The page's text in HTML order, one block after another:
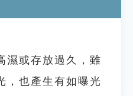
濕或存放過久，雖
，也產生有如曝光